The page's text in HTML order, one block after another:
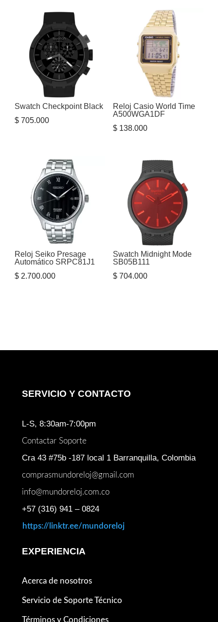
era:
$ 5.250.000.
Swatch Checkpoint Black
$ 705.000
Reloj Casio World Time
A500WGA1DF
$138.000
Reloj Seiko Presage
Automático SRPC81J1
$ 2.700.000
Swatch Midnight Mode
SB05B111
$704.000
SERVICIO Y CONTACTO
L-S, 8:30am-7:00pm
Contactar Soporte
Cra 43 #75b -187 local 1 Barranquilla, Colombia
comprasmundoreloj@gmail.com
info@mundoreloj.com.co
+57 (316) 941 – 0824
https://linktr.ee/mundoreloj
EXPERIENCIA
Acerca de nosotros
Servicio de Soporte Técnico
Términos y Condiciones